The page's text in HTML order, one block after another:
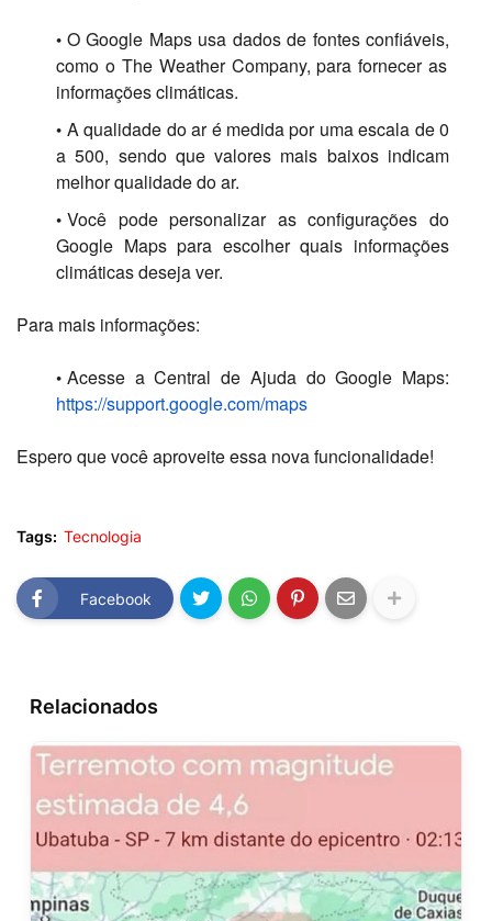
O Google Maps usa dados de fontes confiáveis,
como o The Weather Company, para fornecer as
informações climáticas.
A qualidade do ar é medida por uma escala de 0
a 500, sendo que valores mais baixos indicam
melhor qualidade do ar.
Você pode personalizar as configurações do
Google Maps para escolher quais informações
climáticas deseja ver.
Para mais informações:
Acesse a Central de Ajuda do Google Maps:
https://support.google.com/maps
Espero que você aproveite essa nova funcionalidade!
Tags: Tecnologia
Facebook
Relacionados